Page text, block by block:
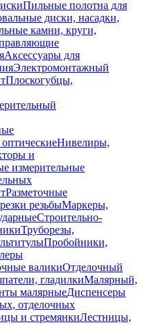
Пильные полотна для
диски, насадки,
камни, круги,
Аксессуары для
Электромонтажный
Плоскогубцы,
Нивелиры,
и
измерительные
Разметочные
резьбыМаркеры,
Строительно-
Труборезы,
Пробойники,
валикиОтделочный
гладилкиМалярный,
малярныеДиспенсеры
отделочных
и стремянкиЛестницы,